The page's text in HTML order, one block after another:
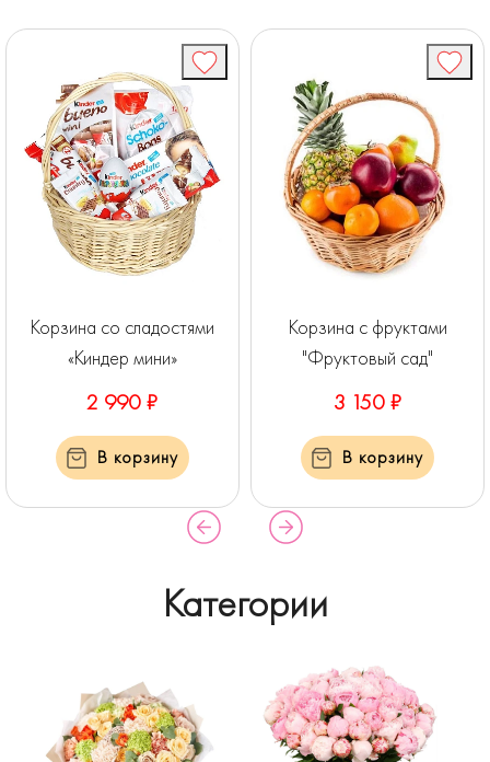
Корзина со сладостями
«Киндер мини»
2 990 ₽
В корзину
Корзина с фруктами
"Фруктовый сад"
3 150 ₽
В корзину
Категории